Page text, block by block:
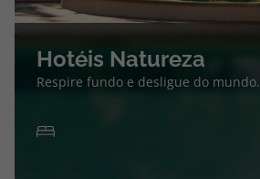
Hotéis Natureza
Respire fundo e desligue do mundo.